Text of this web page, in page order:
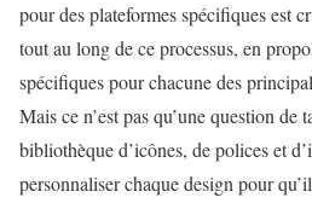
pour des plateformes spécifiques est
tout au long de ce processus, en
spécifiques pour chacune des
Mais ce n’est pas qu’une question de
bibliothèque d’icônes, de polices et
personnaliser chaque design pour